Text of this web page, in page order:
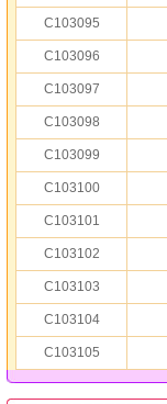
C103095
C103096
C103097
C103098
C103099
C103100
C103101
C103102
C103103
C103104
C103105